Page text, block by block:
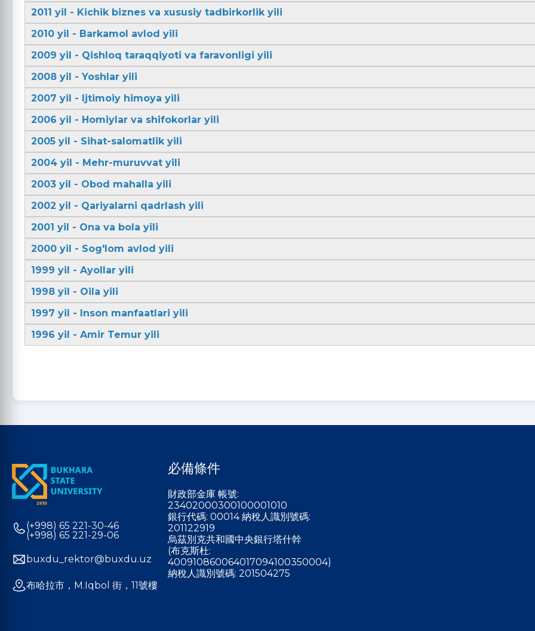
2011 yil - Kichik biznes va xususiy tadbirkorlik yili
2010 yil - Barkamol avlod yili
2009 yil - Qishloq taraqqiyoti va faravonligi yili
2008 yil - Yoshlar yili
2007 yil - Ijtimoiy himoya yili
2006 yil - Homiylar va shifokorlar yili
2005 yil - Sihat-salomatlik yili
2004 yil - Mehr-muruvvat yili
2003 yil - Obod mahalla yili
2002 yil - Qariyalarni qadrlash yili
2001 yil - Ona va bola yili
2000 yil - Sog'lom avlod yili
1999 yil - Ayollar yili
1998 yil - Oila yili
1997 yil - Inson manfaatlari yili
1996 yil - Amir Temur yili
(+998) 65 221-30-46
(+998) 65 221-29-06
buxdu_rektor@buxdu.uz
布哈拉市，M.Iqbol 街，11號樓
必備條件
財政部金庫 帳號:
23402000300100001010
銀行代碼: 00014 納稅人識別號碼:
201122919
烏茲別克共和國中央銀行塔什幹
(布克斯杜:
400910860064017094100350004)
納稅人識別號碼: 201504275